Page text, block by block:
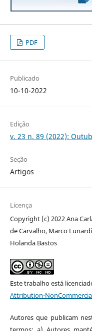
PDF
Publicado
10-10-2022
Edição
v. 23 n. 89 (2022):
Seção
Artigos
Licença
Copyright (c) 2022 Ana
de Carvalho, Marco
Holanda Bastos
Este trabalho está
Attribution-
Autores que publicam